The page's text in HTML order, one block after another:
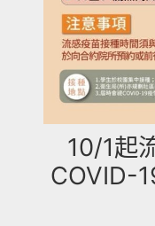
10/1起
COVID-